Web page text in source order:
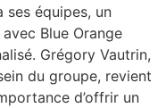
ses équipes, un
Blue Orange
Grégory Vautrin,
du groupe, revient
d’offrir un